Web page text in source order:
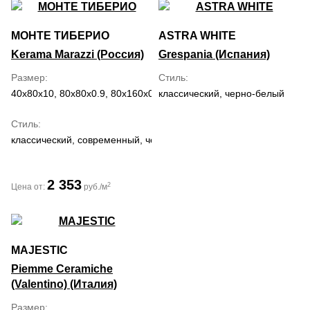
МОНТЕ ТИБЕРИО
Kerama Marazzi (Россия)
Размер
40x80x10, 80x80x0.9, 80x160x0.9, 119.5x238.5x1.1
Стиль
классический, современный, черно-белый
Цена от: 2 353 руб./м2
ASTRA WHITE
Grespania (Испания)
Стиль
классический, черно-белый
MAJESTIC
Piemme Ceramiche
(Valentino) (Италия)
Размер